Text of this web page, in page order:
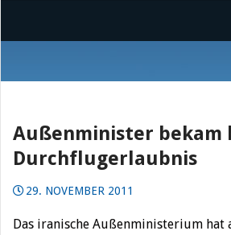
Außenminister bekam
Durchflugerlaubnis
29. NOVEMBER 2011
Das iranische Außenministerium hat